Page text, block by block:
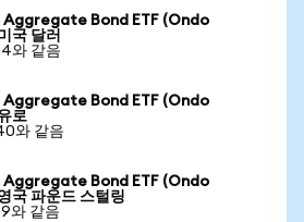
Aggregate Bond ETF (Ondo
국 달러
와 같음
Aggregate Bond ETF (Ondo
로
와 같음
Aggregate Bond ETF (Ondo
국 파운드 스털링
와 같음